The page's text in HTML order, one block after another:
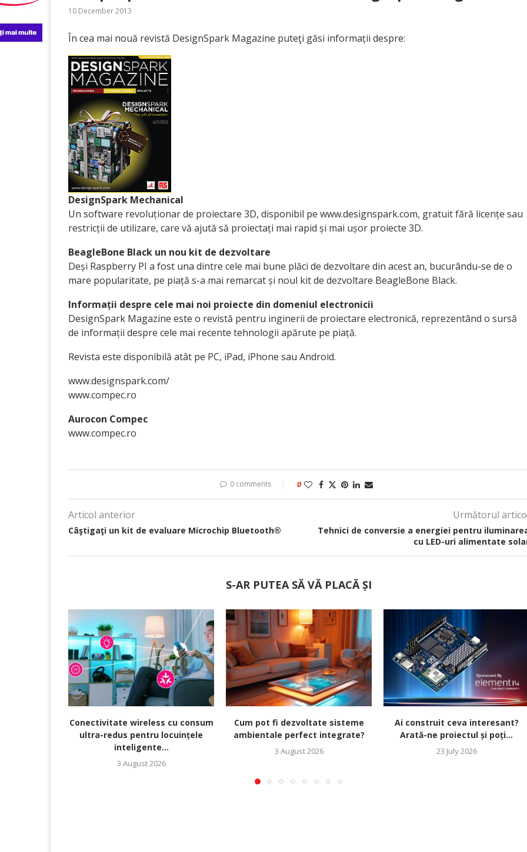
10 December 2013
În cea mai nouă revistă DesignSpark Magazine puteţi găsi informații despre:
DesignSpark Mechanical
Un software revoluționar de proiectare 3D, disponibil pe www.designspark.com, gratuit fără licențe sau
restricții de utilizare, care vă ajută să proiectați mai rapid și mai ușor proiecte 3D.
BeagleBone Black un nou kit de dezvoltare
Deși Raspberry PI a fost una dintre cele mai bune plăci de dezvoltare din acest an, bucurându-se de o
mare popularitate, pe piață s-a mai remarcat și noul kit de dezvoltare BeagleBone Black.
Informații despre cele mai noi proiecte din domeniul electronicii
DesignSpark Magazine este o revistă pentru inginerii de proiectare electronică, reprezentând o sursă
de informații despre cele mai recente tehnologii apărute pe piață.
Revista este disponibilă atât pe PC, iPad, iPhone sau Android.
www.designspark.com/
www.compec.ro
Aurocon Compec
www.compec.ro
0 comments 0
Articol anterior
Câştigaţi un kit de evaluare Microchip Bluetooth®
Următorul
Tehnici de conversie a energiei pentru
cu LED-uri alimentate
S-AR PUTEA SĂ VĂ PLACĂ ȘI
Conectivitate wireless cu consum
ultra-redus pentru locuințele
inteligente...
3 August 2026
Cum pot fi dezvoltate sisteme
ambientale perfect integrate?
3 August 2026
Ai construit ceva interesant?
Arată-ne proiectul și poți...
23 July 2026